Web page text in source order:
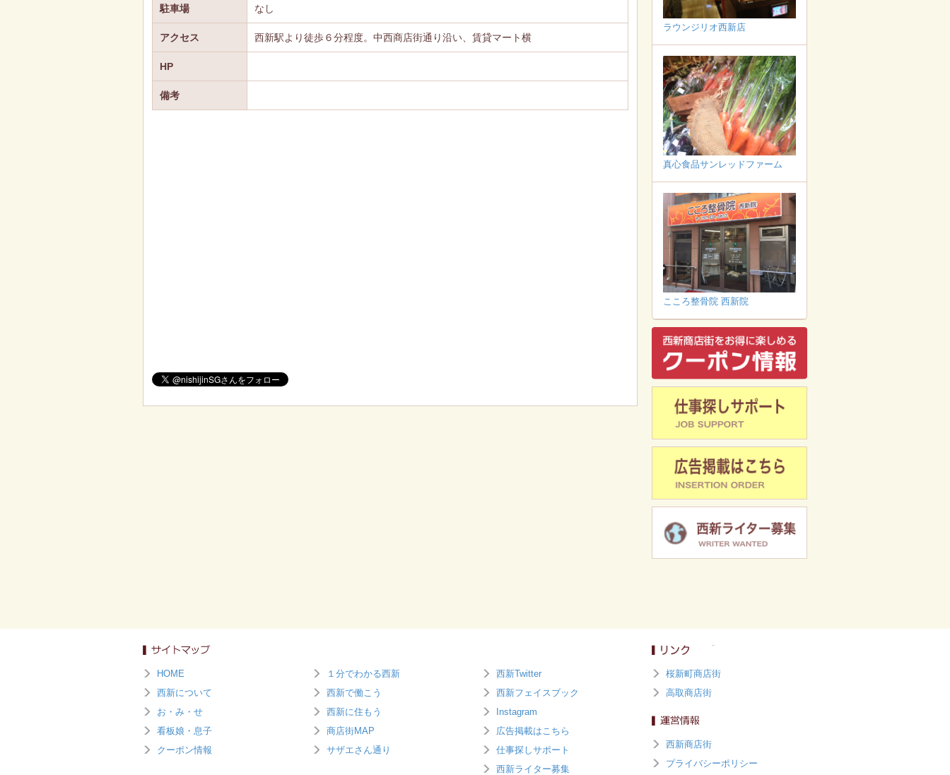
駐車場 なし
アクセス 西新駅より徒歩６分程度。中西商店街通り沿い、賃貸マート横
HP
備考
ラウンジリオ西新店
真心食品サンレッドファーム
こころ整骨院 西新院
HOME
西新について
お・み・せ
看板娘・息子
クーポン情報
１分でわかる西新
西新で働こう
西新に住もう
商店街MAP
サザエさん通り
西新Twitter
西新フェイスブック
Instagram
広告掲載はこちら
仕事探しサポート
西新ライター募集
桜新町商店街
高取商店街
西新商店街
プライバシーポリシー